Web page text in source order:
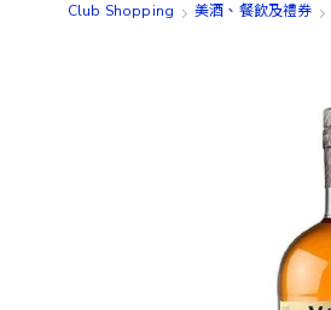
Club Shopping 美酒、餐飲及禮券​